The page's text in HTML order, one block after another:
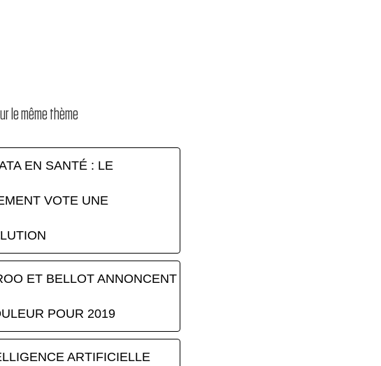
le même thème
EN SANTÉ : LE
VOTE UNE
ET BELLOT ANNONCENT
POUR 2019
ARTIFICIELLE